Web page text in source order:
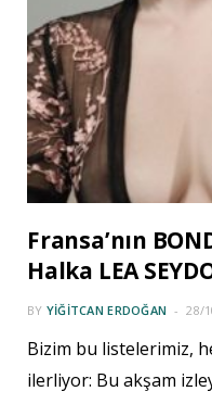
Fransa’nın
Halka LEA
BY YIĞITCAN ERDOĞAN 28/
Bizim bu listelerimiz,
ilerliyor: Bu akşam